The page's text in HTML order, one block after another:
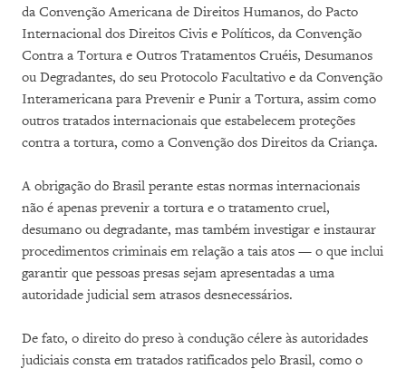
da Convenção Americana de Direitos Humanos, do Pacto
Internacional dos Direitos Civis e Políticos, da Convenção
Contra a Tortura e Outros Tratamentos Cruéis, Desumanos
ou Degradantes, do seu Protocolo Facultativo e da Convenção
Interamericana para Prevenir e Punir a Tortura, assim como
outros tratados internacionais que estabelecem proteções
contra a tortura, como a Convenção dos Direitos da Criança.
A obrigação do Brasil perante estas normas internacionais
não é apenas prevenir a tortura e o tratamento cruel,
desumano ou degradante, mas também investigar e instaurar
procedimentos criminais em relação a tais atos — o que inclui
garantir que pessoas presas sejam apresentadas a uma
autoridade judicial sem atrasos desnecessários.
De fato, o direito do preso à condução célere às autoridades
judiciais consta em tratados ratificados pelo Brasil, como o